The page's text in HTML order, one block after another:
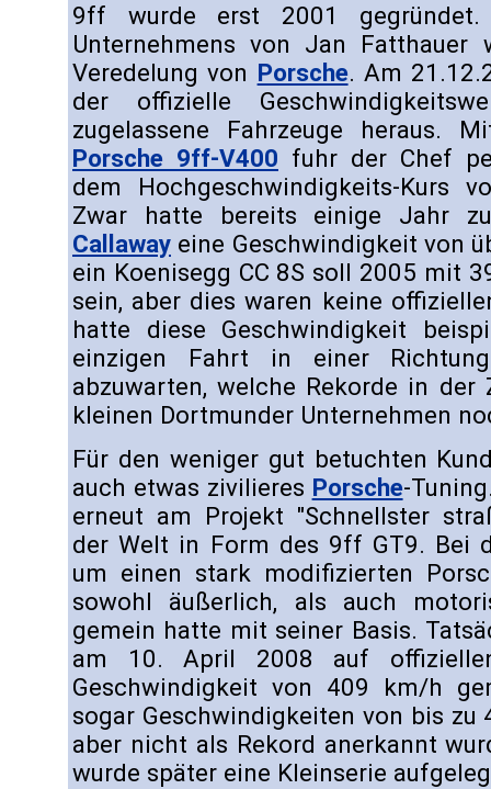
9ff wurde erst 2001 gegründet.
Unternehmens von Jan
Veredelung von Porsche. Am
der offizielle
zugelassene Fahrzeuge heraus.
Porsche 9ff-V400 fuhr der Chef
dem Hochgeschwindigkeits-Kurs
Zwar hatte bereits einige Jahr
Callaway eine Geschwindigkeit von
ein Koenisegg CC 8S soll 2005 mit
sein, aber dies waren keine
hatte diese Geschwindigkeit
einzigen Fahrt in einer
abzuwarten, welche Rekorde in
kleinen Dortmunder Unternehmen
Für den weniger gut betuchten
auch etwas zivilieres Porsche-
erneut am Projekt "Schnellster
der Welt in Form des 9ff GT9. Bei
um einen stark modifizierten
sowohl äußerlich, als auch
gemein hatte mit seiner Basis.
am 10. April 2008 auf
Geschwindigkeit von 409 km/h
sogar Geschwindigkeiten von bis zu
aber nicht als Rekord anerkannt
wurde später eine Kleinserie